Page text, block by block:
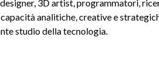
3D artist, programmatori,
analitiche, creative e
studio della tecnologia.